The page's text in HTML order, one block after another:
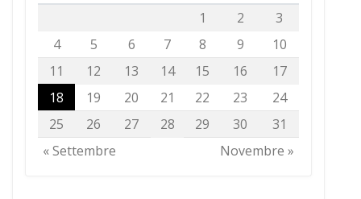
« Settembre Novembre »
1 2
3
4
5 6 7 8 9
10
11
12 13 14 15 16
17
18
19 20 21 22 23
24
25
26 27 28 29 30 31